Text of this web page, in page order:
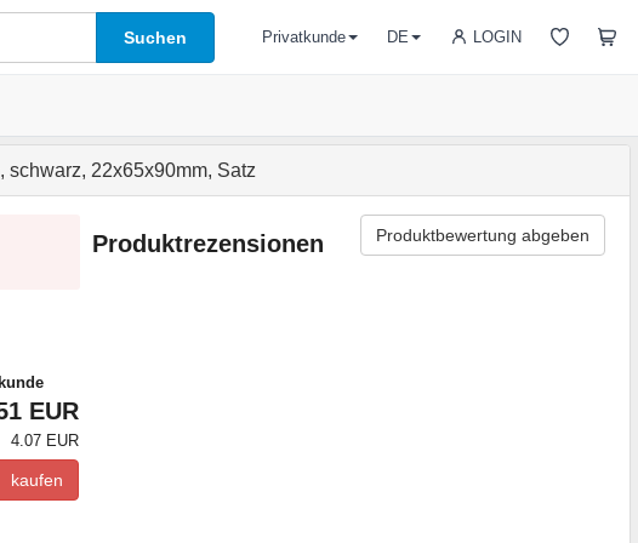
Suchen LOGIN
Privatkunde DE
22x65x90mm, Satz
EUR
4.07 EUR
kaufen
Produktrezensionen Produktbewertung abgeben